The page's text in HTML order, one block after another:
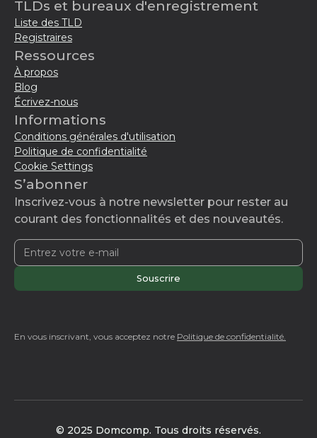
TLDs et bureaux d'enregistrement
Liste des TLD
Registraires
Ressources
À propos
Blog
Écrivez-nous
Informations
Conditions générales d'utilisation
Politique de confidentialité
Cookie Settings
S’abonner
Inscrivez-vous à notre newsletter pour rester au
courant des fonctionnalités et des nouveautés.
En vous inscrivant, vous acceptez notre Politique de confidentialité.
© 2025 Domcomp. Tous droits réservés.